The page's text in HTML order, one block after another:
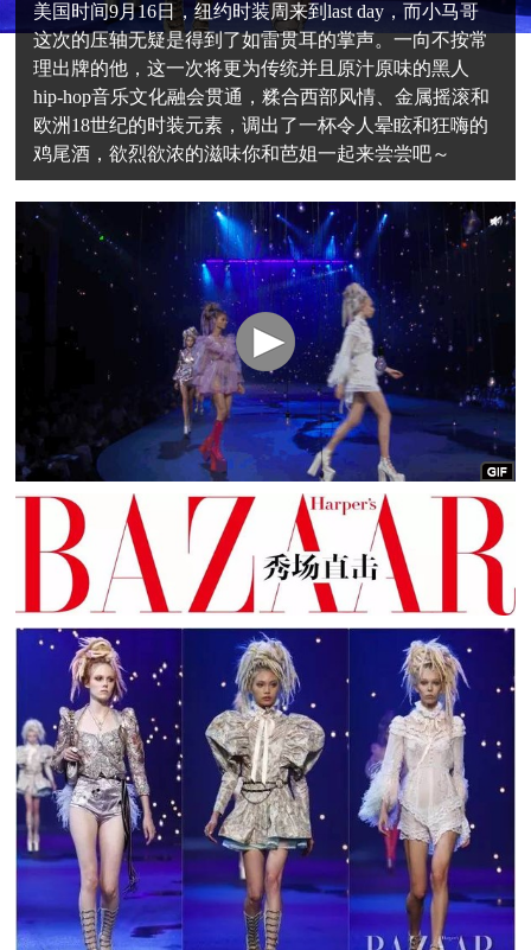
美国时间9月16日，纽约时装周来到last day，而小马哥
这次的压轴无疑是得到了如雷贯耳的掌声。一向不按常
理出牌的他，这一次将更为传统并且原汁原味的黑人
hip-hop音乐文化融会贯通，糅合西部风情、金属摇滚和
欧洲18世纪的时装元素，调出了一杯令人晕眩和狂嗨的
鸡尾酒，欲烈欲浓的滋味你和芭姐一起来尝尝吧～